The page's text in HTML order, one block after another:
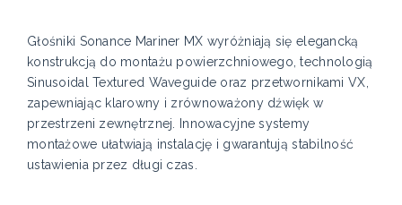
Głośniki Sonance Mariner MX wyróżniają się elegancką
konstrukcją do montażu powierzchniowego, technologią
Sinusoidal Textured Waveguide oraz przetwornikami VX,
zapewniając klarowny i zrównoważony dźwięk w
przestrzeni zewnętrznej. Innowacyjne systemy
montażowe ułatwiają instalację i gwarantują stabilność
ustawienia przez długi czas.